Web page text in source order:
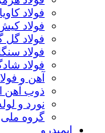
فولاد
فولاد
فولاد گل
فولاد
فولاد
آهن و
ذوب آهن
نورد و
گروه ملی
ایمیدرو